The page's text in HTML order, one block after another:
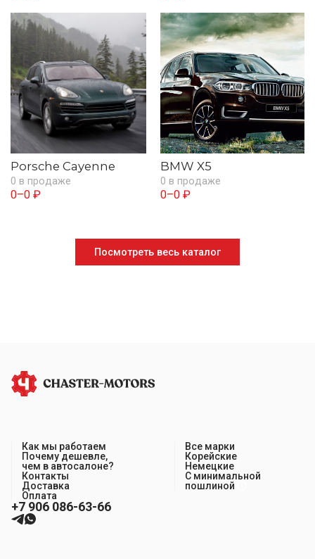
Porsche Cayenne
0 в продаже
0–0 ₽
BMW X5
0 в продаже
0–0 ₽
Посмотреть весь каталог
Как мы работаем
Почему дешевле,
чем в автосалоне?
Контакты
Доставка
Оплата
Все марки
Корейские
Немецкие
С минимальной
пошлиной
+7 906 086-63-66